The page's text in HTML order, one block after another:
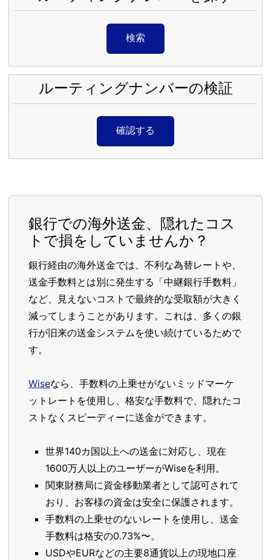
検索
ルーティングナンバーの検証
確認する
銀行での海外送金、隠れたコス
トで損をしていませんか？
銀行経由の海外送金では、不利な為替レートや、
送金手数料とは別に発生する「中継銀行手数料」
など、見えないコストで最終的な受取額が大きく
減ってしまうことがあります。これは、多くの銀
行が旧来の送金システムを使い続けているためで
す。
Wiseなら、手数料の上乗せがないミッドマーケ
ットレートを使用し、格安な手数料で、隠れたコ
ストなくスピーディーに送金ができます。
世界140カ国以上への送金に対応し、現在
1600万人以上のユーザーがWiseを利用。
関東財務局に資金移動業者として認可されて
おり、お客様の資金は安全に保護されます。
手数料の上乗せのないレートを使用し、送金
手数料は格安の0.73%〜。
USDやEURなどの主要8通貨以上の現地口座